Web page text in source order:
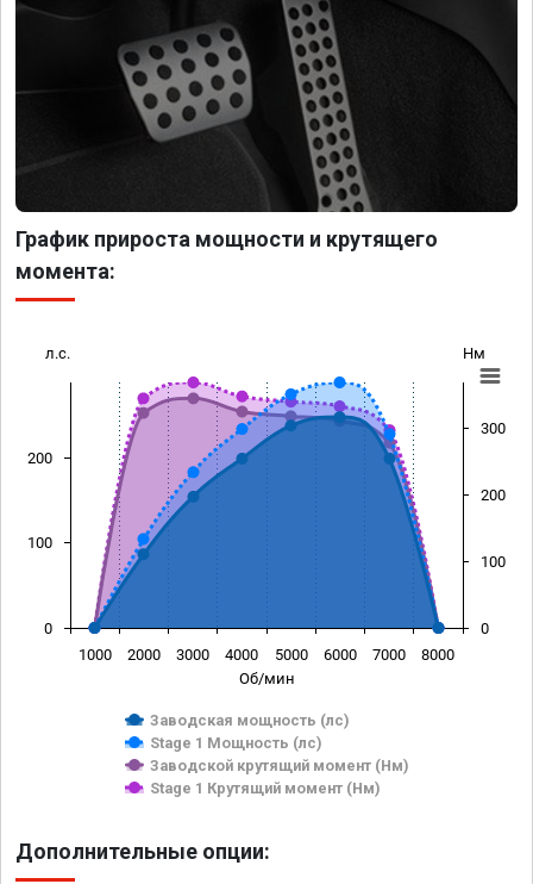
График прироста мощности и крутящего
момента:
Об/мин
л.с. Нм
Заводская мощность (лс)
Stage 1 Мощность (лс)
Заводской крутящий момент (Нм)
Stage 1 Крутящий момент (Нм)
1000 2000 3000 4000 5000 6000 7000 8000
0
100
200
0
100
200
300
Дополнительные опции: